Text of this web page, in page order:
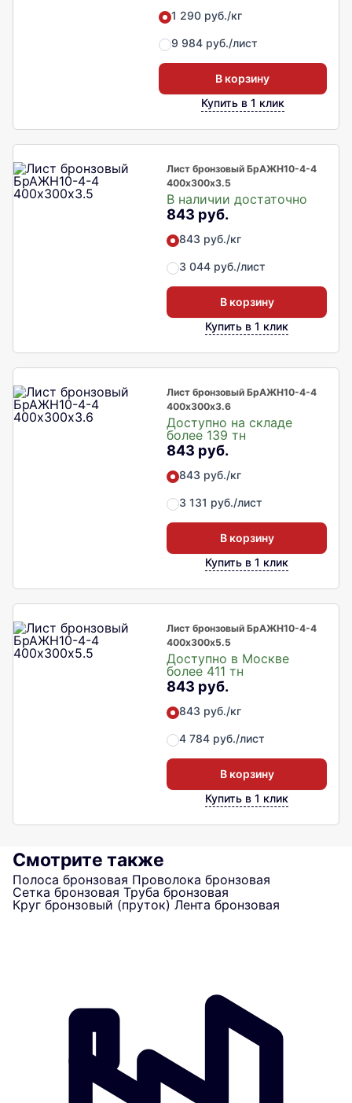
1 290 руб./кг
9 984 руб./лист
В корзину
Купить в 1 клик
Лист бронзовый БрАЖН10-4-4
400х300х3.5
В наличии достаточно
843 руб.
843 руб./кг
3 044 руб./лист
В корзину
Купить в 1 клик
Лист бронзовый БрАЖН10-4-4
400х300х3.6
Доступно на складе
более 139 тн
843 руб.
843 руб./кг
3 131 руб./лист
В корзину
Купить в 1 клик
Лист бронзовый БрАЖН10-4-4
400х300х5.5
Доступно в Москве
более 411 тн
843 руб.
843 руб./кг
4 784 руб./лист
В корзину
Купить в 1 клик
Смотрите также
Полоса бронзовая Проволока бронзовая
Сетка бронзовая Труба бронзовая
Круг бронзовый (пруток) Лента бронзовая